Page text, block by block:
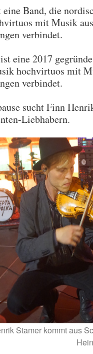
eine Band, die
mit Musik
verbindet.
eine 2017
hochvirtuos mit
verbindet.
sucht Finn
Liebhabern.
Stamer kommt aus